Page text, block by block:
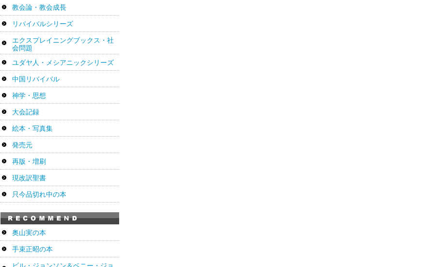
教会論・教会成長
リバイバルシリーズ
エクスプレイニングブックス・社
会問題
ユダヤ人・メシアニックシリーズ
中国リバイバル
神学・思想
大会記録
絵本・写真集
発売元
再版・増刷
現改訳聖書
只今品切れ中の本
奥山実の本
手束正昭の本